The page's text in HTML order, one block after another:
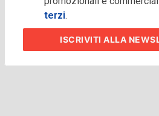
terzi.
ISCRIVITIALLA